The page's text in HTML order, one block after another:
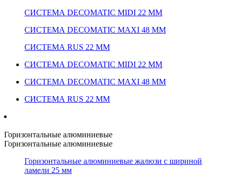
СИСТЕМА DECOMATIC MIDI 22 ММ
СИСТЕМА DECOMATIC MAXI 48 ММ
СИСТЕМА RUS 22 ММ
СИСТЕМА DECOMATIC MIDI 22 ММ
СИСТЕМА DECOMATIC MAXI 48 ММ
СИСТЕМА RUS 22 ММ
Горизонтальные алюминиевые
Горизонтальные алюминиевые
Горизонтальные алюминиевые жалюзи с шириной
ламели 25 мм